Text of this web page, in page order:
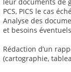
PCS, PICS le cas
Analyse des
et besoins éventuels
Rédaction d’un
(cartographie,